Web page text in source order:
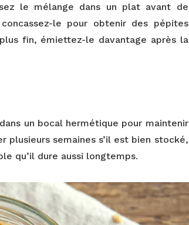
le mélange dans un plat avant de
le pour obtenir des pépites
fin, émiettez-le davantage après la
un bocal hermétique pour maintenir
semaines s’il est bien stocké,
qu’il dure aussi longtemps.